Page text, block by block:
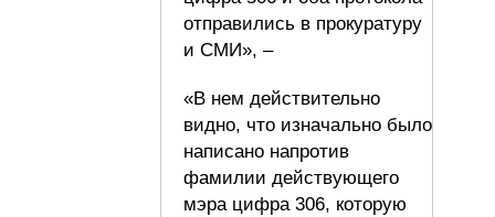
отправились в прокуратуру
и СМИ», –
«В нем действительно
видно, что изначально было
написано напротив
фамилии действующего
мэра цифра 306, которую